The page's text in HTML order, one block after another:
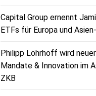
Capital Group ernennt
ETFs für Europa und
Philipp Löhrhoff wird
Mandate & Innovation im
ZKB